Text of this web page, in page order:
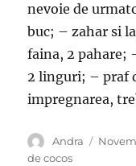
nevoie de
buc; – zahar si
faina, 2 pahare;
2 linguri; – praf
impregnarea,
Author
Andra
Posted
de cocos